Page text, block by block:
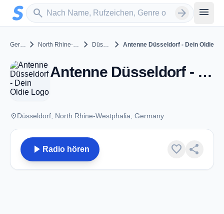
Zum Hauptinhalt springen
search
Sender suchen arrow_forward menu
Germany chevron_right North Rhine-Westphalia chevron_right Düsseldorf chevron_right Antenne Düsseldorf - Dein Oldie
Antenne Düsseldorf - Dein Oldie - Düsseldorf
placeDüsseldorf, North Rhine-Westphalia, Germany
play_arrow Radio hören favorite share